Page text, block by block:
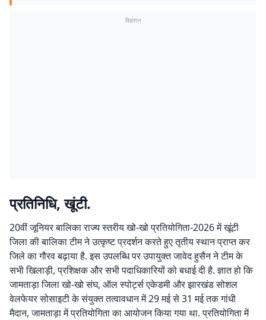
विज्ञापन
प्रतिनिधि, खूंटी.
20वीं जूनियर बालिका राज्य स्तरीय खो-खो प्रतियोगिता-2026 में खूंटी
जिला की बालिका टीम ने उत्कृष्ट प्रदर्शन करते हुए तृतीय स्थान प्राप्त कर
जिले का गौरव बढ़ाया है. इस उपलब्धि पर उपायुक्त जावेद हुसैन ने टीम के
सभी खिलाड़ी, प्रशिक्षक और सभी पदाधिकारियों को बधाई दी है. ज्ञात हो कि
जामताड़ा जिला खो-खो संघ, ऑल स्पोर्ट्स एकेडमी और झारखंड सोशल
वेलफेयर सोसाइटी के संयुक्त तत्वावधान में 29 मई से 31 मई तक गांधी
मैदान, जामताड़ा में प्रतियोगिता का आयोजन किया गया था. प्रतियोगिता में